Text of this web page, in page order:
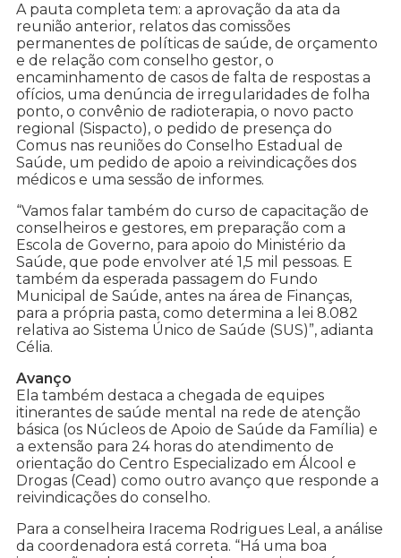
A pauta completa tem: a aprovação da ata da
reunião anterior, relatos das comissões
permanentes de políticas de saúde, de orçamento
e de relação com conselho gestor, o
encaminhamento de casos de falta de respostas a
ofícios, uma denúncia de irregularidades de folha
ponto, o convênio de radioterapia, o novo pacto
regional (Sispacto), o pedido de presença do
Comus nas reuniões do Conselho Estadual de
Saúde, um pedido de apoio a reivindicações dos
médicos e uma sessão de informes.
“Vamos falar também do curso de capacitação de
conselheiros e gestores, em preparação com a
Escola de Governo, para apoio do Ministério da
Saúde, que pode envolver até 1,5 mil pessoas. E
também da esperada passagem do Fundo
Municipal de Saúde, antes na área de Finanças,
para a própria pasta, como determina a lei 8.082
relativa ao Sistema Único de Saúde (SUS)”, adianta
Célia.
Avanço
Ela também destaca a chegada de equipes
itinerantes de saúde mental na rede de atenção
básica (os Núcleos de Apoio de Saúde da Família) e
a extensão para 24 horas do atendimento de
orientação do Centro Especializado em Álcool e
Drogas (Cead) como outro avanço que responde a
reivindicações do conselho.
Para a conselheira Iracema Rodrigues Leal, a análise
da coordenadora está correta. “Há uma boa